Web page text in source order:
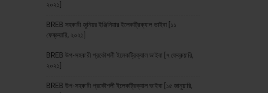
২০২১]
BREB সহকারী জুনিয়র ইঞ্জিনিয়ার ইলেকট্রিক্যাল ভাইবা [১১
ফেব্রুয়ারি, ২০২১]
BREB উপ-সহকারী প্রকৌশলী ইলেকট্রিক্যাল ভাইবা [৭ ফেব্রুয়ারি,
২০২১]
BREB উপ-সহকারী প্রকৌশলী ইলেকট্রিক্যাল ভাইবা [১৫ জানুয়ারি,